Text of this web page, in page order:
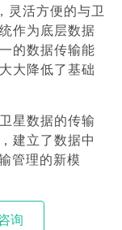
灵活方便的与卫
作为底层数据
的数据传输能
大降低了基础
星数据的传输
建立了数据中
管理的新模
询